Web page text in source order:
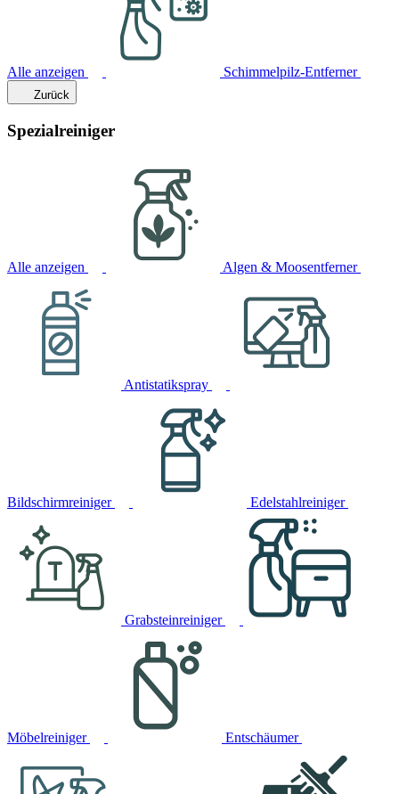
Alle anzeigen Schimmelpilz-Entferner
Zurück
Spezialreiniger
Alle anzeigen Algen & Moosentferner
Antistatikspray
Bildschirmreiniger Edelstahlreiniger
Grabsteinreiniger
Möbelreiniger Entschäumer